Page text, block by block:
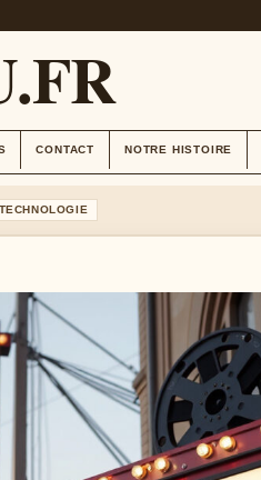
CONTACT NOTRE HISTOIRE
TECHNOLOGIE